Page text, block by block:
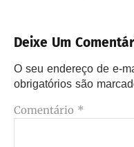
Deixe Um
O seu endereço de e-
obrigatórios são
Comentário *